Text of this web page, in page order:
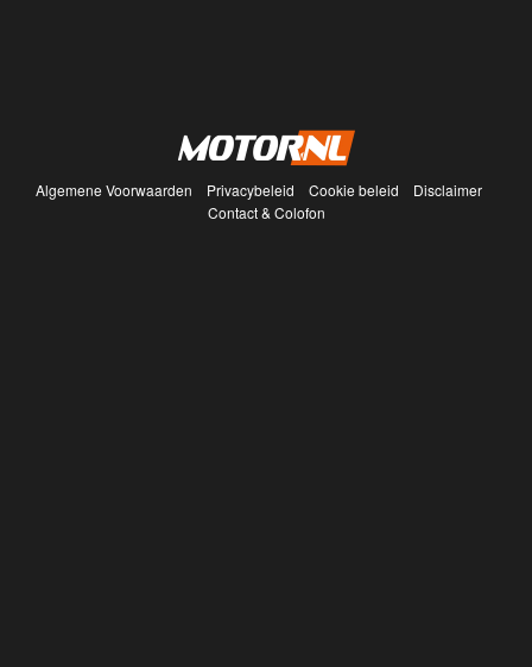
Algemene Voorwaarden Privacybeleid Cookie beleid
Disclaimer
Contact & Colofon